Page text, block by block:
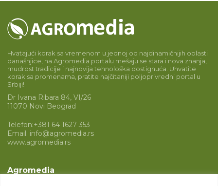
Hvatajući korak sa vremenom u jednoj od najdinamičnijih oblasti
današnjice, na Agromedia portalu mešaju se stara i nova znanja,
mudrost tradicije i najnovija tehnološka dostignuća. Uhvatite
korak sa promenama, pratite najčitaniji poljoprivredni portal u
Srbiji!
Dr Ivana Ribara 84, VI/26
11070 Novi Beograd
Telefon:+381 64 1627 353
Email: info@agromedia.rs
www.agromedia.rs
Agromedia